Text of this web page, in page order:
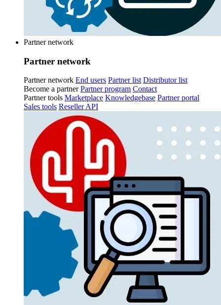
Partner network
Partner network
Partner network End users Partner list Distributor list
Become a partner Partner program Contact
Partner tools Marketplace Knowledgebase Partner portal
Sales tools Reseller API